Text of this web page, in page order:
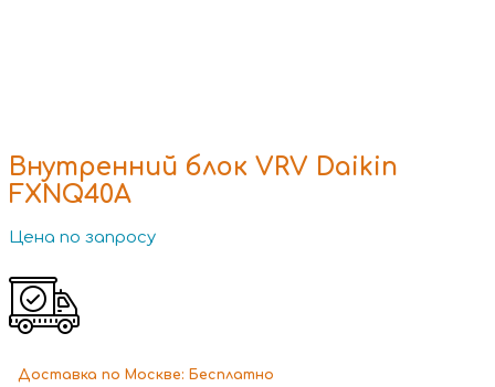
Внутренний блок VRV Daikin
FXNQ40A
Цена по запросу
Доставка по Москве: Бесплатно